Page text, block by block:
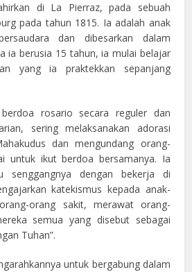
di La Pierraz, pada sebuah
pada tahun 1815. Ia adalah anak
dan dibesarkan dalam
ia berusia 15 tahun, ia mulai belajar
yang ia praktekkan sepanjang
rosario secara reguler dan
sering melaksanakan adorasi
dan mengundang orang-
untuk ikut berdoa bersamanya. Ia
senggangnya dengan bekerja di
katekismus kepada anak-
orang sakit, merawat orang-
semua yang disebut sebagai
Tuhan”.
untuk bergabung dalam